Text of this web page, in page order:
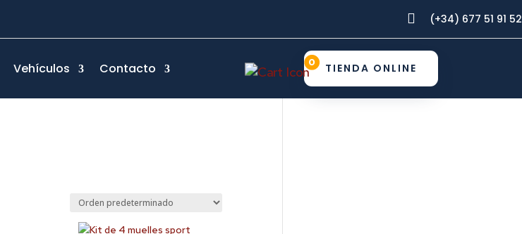
 (+34) 677 51 91 52
Vehículos Contacto TIENDA ONLINE
0